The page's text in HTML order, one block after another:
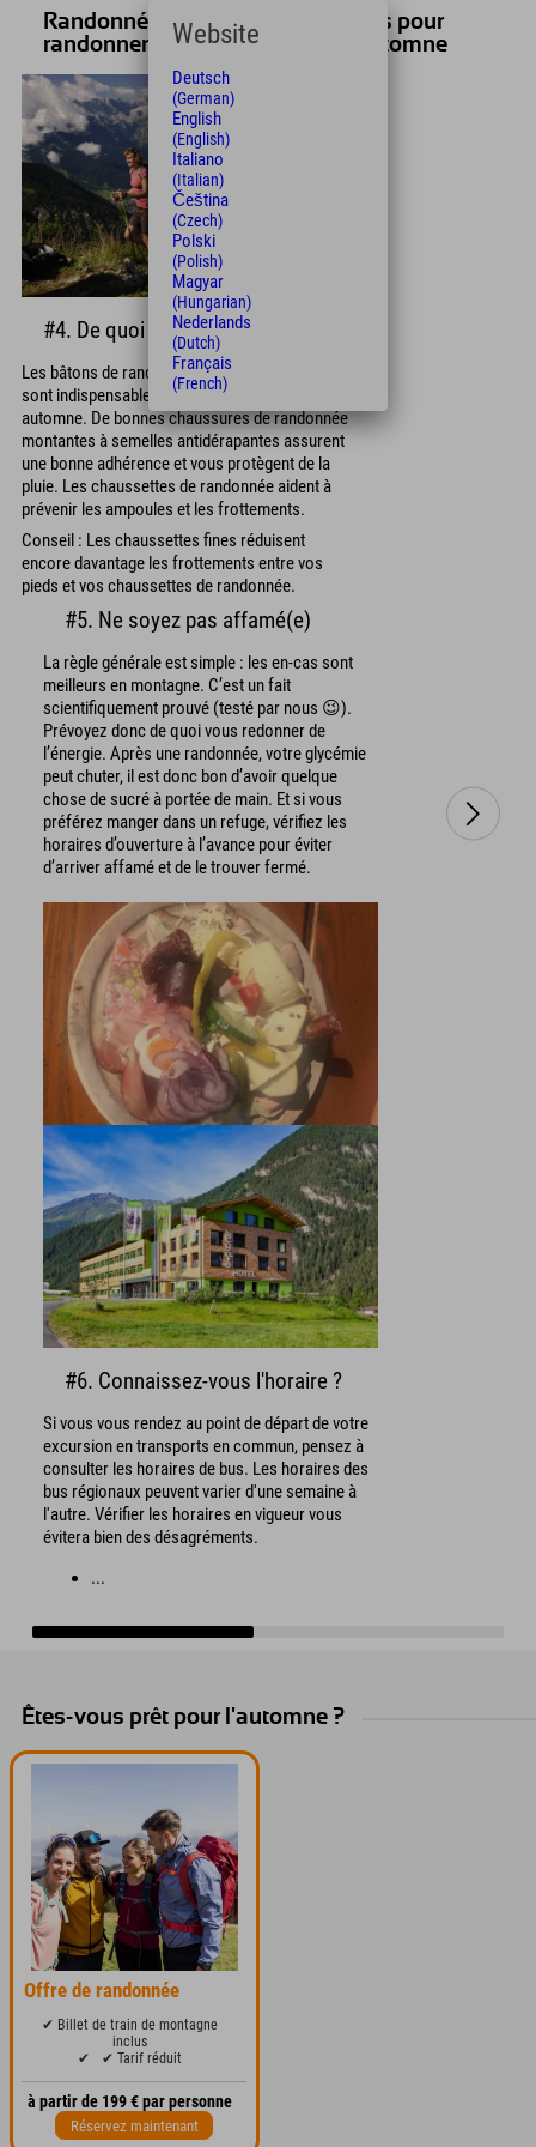
Randonnées d'automne : Conseils pour
randonner en toute sécurité en automne
#4. De quoi d'autre ai-je besoin ?
Les bâtons de randonnée et une lampe frontale
sont indispensables pour votre sécurité en
automne. De bonnes chaussures de randonnée
montantes à semelles antidérapantes assurent
une bonne adhérence et vous protègent de la
pluie. Les chaussettes de randonnée aident à
prévenir les ampoules et les frottements.
Conseil : Les chaussettes fines réduisent
encore davantage les frottements entre vos
pieds et vos chaussettes de randonnée.
#5. Ne soyez pas affamé(e)
La règle générale est simple : les en-cas sont
meilleurs en montagne. C’est un fait
scientifiquement prouvé (testé par nous 😉).
Prévoyez donc de quoi vous redonner de
l’énergie. Après une randonnée, votre glycémie
peut chuter, il est donc bon d’avoir quelque
chose de sucré à portée de main. Et si vous
préférez manger dans un refuge, vérifiez les
horaires d’ouverture à l’avance pour éviter
d’arriver affamé et de le trouver fermé.
#6. Connaissez-vous l'horaire ?
Si vous vous rendez au point de départ de votre
excursion en transports en commun, pensez à
consulter les horaires de bus. Les horaires des
bus régionaux peuvent varier d'une semaine à
l'autre. Vérifier les horaires en vigueur vous
évitera bien des désagréments.
...
Êtes-vous prêt pour l'automne ?
Offre de randonnée
✔ Billet de train de montagne
inclus
✔
✔ Tarif réduit
à partir de 199 € par personne
Réservez maintenant
Website
Deutsch
(German)
English
(English)
Italiano
(Italian)
Čeština
(Czech)
Polski
(Polish)
Magyar
(Hungarian)
Nederlands
(Dutch)
Français
(French)